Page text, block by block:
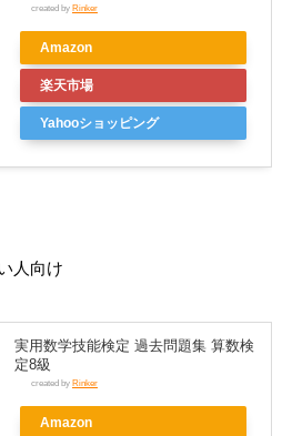
created by Rinker
Amazon
楽天市場
Yahooショッピング
人向け
実用数学技能検定 過去問題集 算数検
定8級
created by Rinker
Amazon